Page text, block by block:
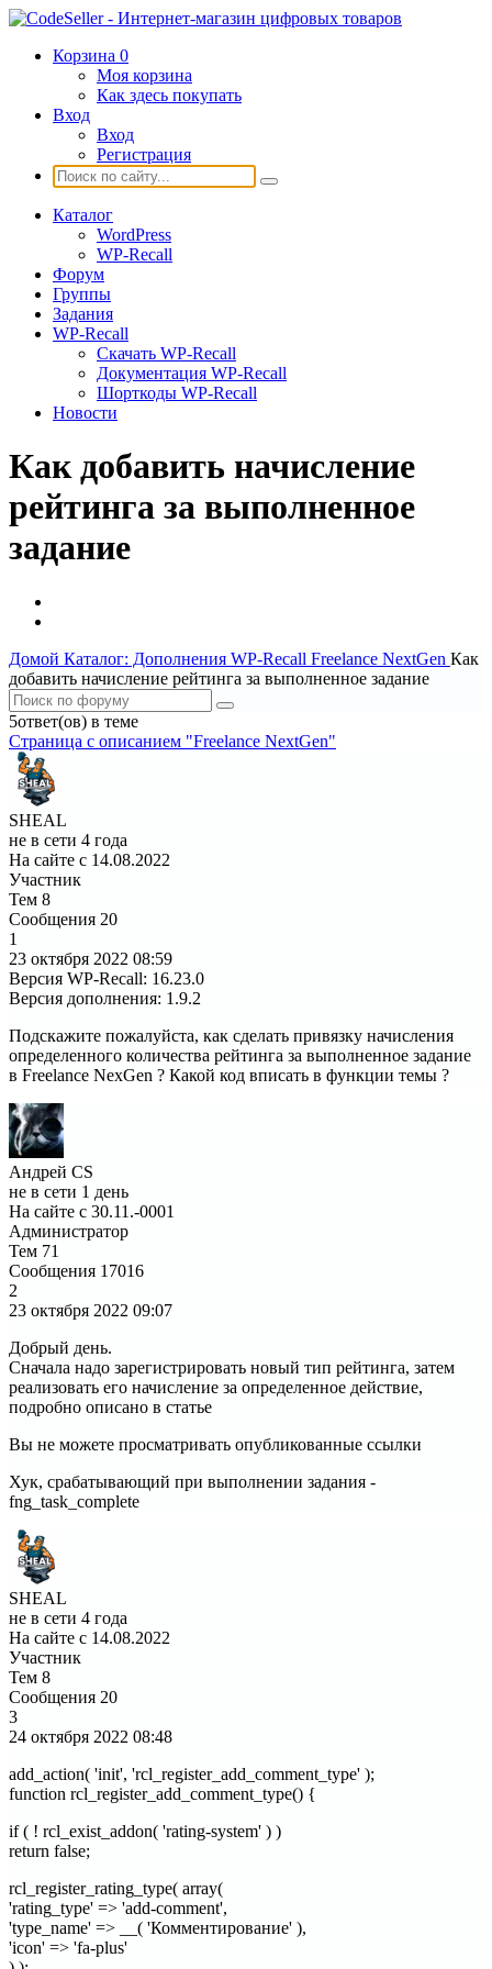
Корзина 0
Моя корзина
Как здесь покупать
Вход
Вход
Регистрация
Каталог
WordPress
WP-Recall
Форум
Группы
Задания
WP-Recall
Скачать WP-Recall
Документация WP-Recall
Шорткоды WP-Recall
Новости
Как добавить начисление
рейтинга за выполненное
задание
Домой Каталог: Дополнения WP-Recall Freelance NextGen Как
добавить начисление рейтинга за выполненное задание
5ответ(ов) в теме
Страница c описанием "Freelance NextGen"
SHEAL
не в сети 4 года
На сайте с 14.08.2022
Участник
Тем 8
Сообщения 20
1
23 октября 2022 08:59
Версия WP-Recall: 16.23.0
Версия дополнения: 1.9.2
Подскажите пожалуйста, как сделать привязку начисления
определенного количества рейтинга за выполненное задание
в Freelance NexGen ? Какой код вписать в функции темы ?
Андрей CS
не в сети 1 день
На сайте с 30.11.-0001
Администратор
Тем 71
Сообщения 17016
2
23 октября 2022 09:07
Добрый день.
Сначала надо зарегистрировать новый тип рейтинга, затем
реализовать его начисление за определенное действие,
подробно описано в статье
Вы не можете просматривать опубликованные ссылки
Хук, срабатывающий при выполнении задания -
fng_task_complete
SHEAL
не в сети 4 года
На сайте с 14.08.2022
Участник
Тем 8
Сообщения 20
3
24 октября 2022 08:48
add_action( 'init', 'rcl_register_add_comment_type' );
function rcl_register_add_comment_type() {
if ( ! rcl_exist_addon( 'rating-system' ) )
return false;
rcl_register_rating_type( array(
'rating_type' => 'add-comment',
'type_name' => __( 'Комментирование' ),
'icon' => 'fa-plus'